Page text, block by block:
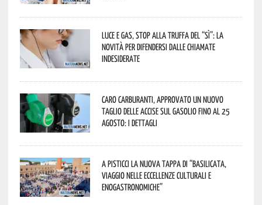
Luce e gas, stop alla truffa del “Sì”: la
novità per difendersi dalle chiamate
indesiderate
Caro carburanti, approvato un nuovo
taglio delle accise sul gasolio fino al 25
agosto: i dettagli
A Pisticci la nuova tappa di “Basilicata,
viaggio nelle eccellenze culturali e
enogastronomiche”